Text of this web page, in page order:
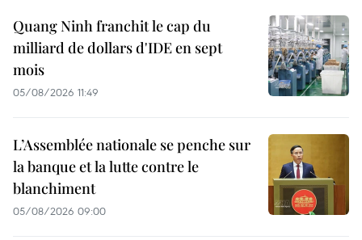
Quang Ninh franchit le cap du
milliard de dollars d'IDE en sept
mois
05/08/2026 11:49
L’Assemblée nationale se penche sur
la banque et la lutte contre le
blanchiment
05/08/2026 09:00